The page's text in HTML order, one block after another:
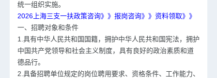
统一组织实施。
2026上海三支一扶政策咨询》》报岗咨询》》资料领取》》
一、招聘对象和条件
1.具有中华人民共和国国籍，拥护中华人民共和国宪法，拥护
中国共产党领导和社会主义制度，具有良好的政治素质和道
德品行。
2.具备招聘单位规定的岗位聘用要求、资格条件、工作能力、